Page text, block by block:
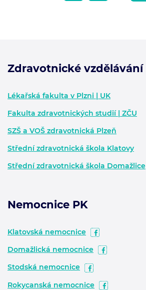
Zdravotnické vzdělávání
Lékařská fakulta v Plzni | UK
Fakulta zdravotnických studií | ZČU
SZŠ a VOŠ zdravotnická Plzeň
Střední zdravotnická škola Klatovy
Střední zdravotnická škola Domažlice
Nemocnice PK
Klatovská nemocnice
Domažlická nemocnice
Stodská nemocnice
Rokycanská nemocnice